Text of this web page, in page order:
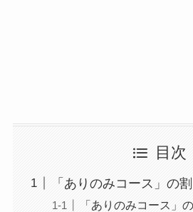
目次
「ありのみコース」の
「ありのみコース」